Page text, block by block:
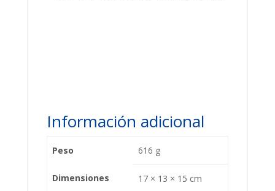
Información adicional
Peso 616 g
Dimensiones 17 × 13 × 15 cm